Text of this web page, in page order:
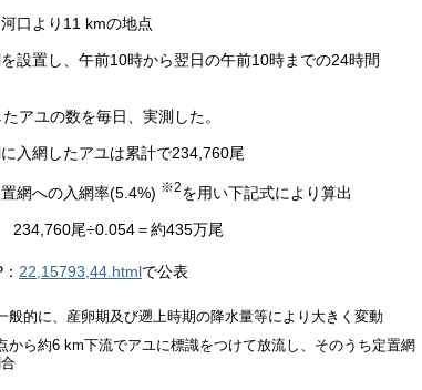
河口より11 kmの地点
設置し、午前10時から翌日の午前10時までの24時間
を毎日、実測した。
に入網したアユは累計で234,760尾
置網への入網率(5.4%) ※2を用い下記式により算出
＝約435万尾
22,15793,44.htmlで公表
般的に、産卵期及び遡上時期の降水量等により大きく変動
から約6 km下流でアユに標識をつけて放流し、そのうち定置網